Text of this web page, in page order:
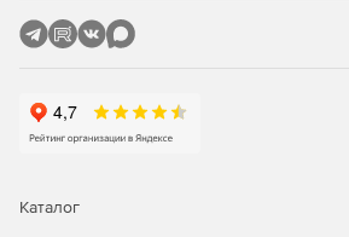
Как выбрать Astra
Каталог